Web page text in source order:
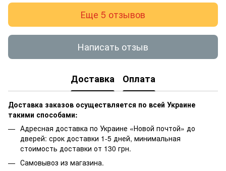
Еще 5 отзывов
Написать отзыв
Доставка Оплата
Доставка заказов осуществляется по всей Украине
такими способами:
Адресная доставка по Украине «Новой почтой» до
дверей: срок доставки 1-5 дней, минимальная
стоимость доставки от 130 грн.
Самовывоз из магазина.